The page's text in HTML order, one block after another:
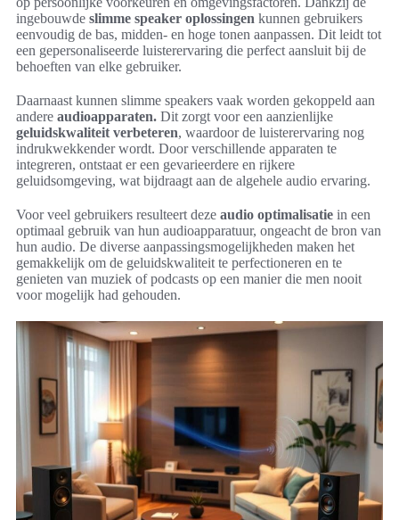
ingebouwde slimme speaker oplossingen kunnen gebruikers
eenvoudig de bas, midden- en hoge tonen aanpassen. Dit leidt tot
een gepersonaliseerde luisterervaring die perfect aansluit bij de
behoeften van elke gebruiker.
Daarnaast kunnen slimme speakers vaak worden gekoppeld aan
andere audioapparaten. Dit zorgt voor een aanzienlijke
geluidskwaliteit verbeteren, waardoor de luisterervaring nog
indrukwekkender wordt. Door verschillende apparaten te
integreren, ontstaat er een gevarieerdere en rijkere
geluidsomgeving, wat bijdraagt aan de algehele audio ervaring.
Voor veel gebruikers resulteert deze audio optimalisatie in een
optimaal gebruik van hun audioapparatuur, ongeacht de bron van
hun audio. De diverse aanpassingsmogelijkheden maken het
gemakkelijk om de geluidskwaliteit te perfectioneren en te
genieten van muziek of podcasts op een manier die men nooit
voor mogelijk had gehouden.